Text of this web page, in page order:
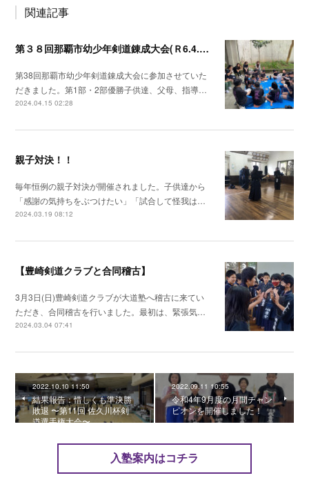
関連記事
第３８回那覇市幼少年剣道錬成大会(Ｒ6.4.14)
第38回那覇市幼少年剣道錬成大会に参加させていた
だきました。第1部・2部優勝子供達、父母、指導…
2024.04.15 02:28
親子対決！！
毎年恒例の親子対決が開催されました。子供達から
「感謝の気持ちをぶつけたい」「試合して怪我は…
2024.03.19 08:12
【豊崎剣道クラブと合同稽古】
3月3日(日)豊崎剣道クラブが大道塾へ稽古に来てい
ただき、合同稽古を行いました。最初は、緊張気…
2024.03.04 07:41
2022.10.10 11:50
結果報告：惜しくも準決勝
敗退 〜第11回 佐久川杯剣
道選手権大会〜
2022.09.11 10:55
令和4年9月度の月間チャン
ピオンを開催しました！
入塾案内はコチラ